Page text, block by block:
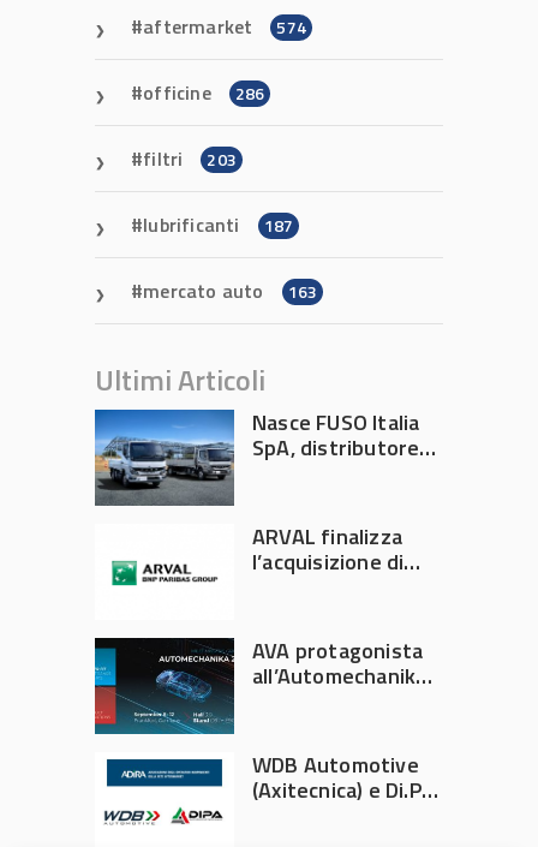
aftermarket 574
officine 286
filtri 203
lubrificanti 187
mercato auto 163
Ultimi Articoli
Nasce FUSO Italia
SpA, distributore
ARVAL finalizza
l’acquisizione di
AVA protagonista
all’Automechanika
WDB Automotive
(Axitecnica) e Di.Pa.